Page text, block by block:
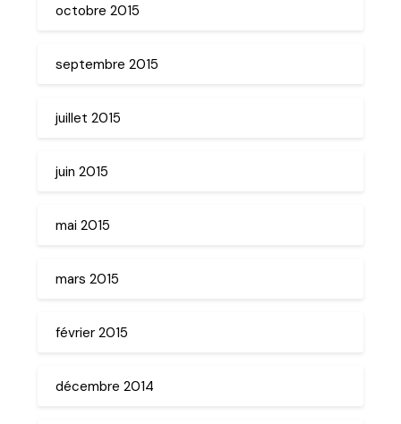
octobre 2015
septembre 2015
juillet 2015
juin 2015
mai 2015
mars 2015
février 2015
décembre 2014